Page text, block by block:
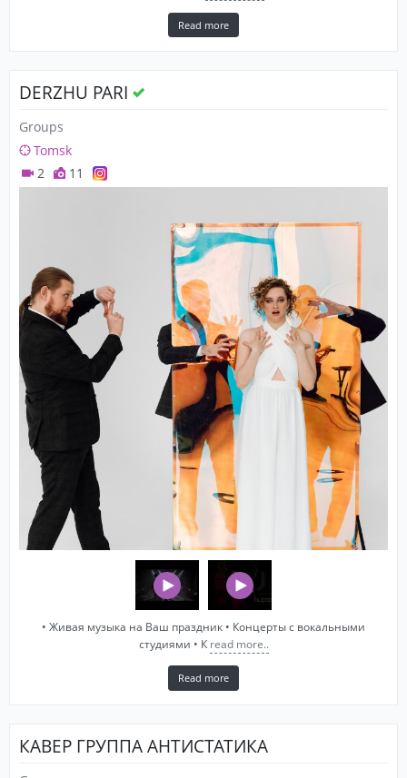
Read more
DERZHU PARI
Groups
Tomsk
2
11
• Живая музыка на Ваш праздник • Концерты с вокальными
студиями • К read more..
Read more
КАВЕР ГРУППА АНТИСТАТИКА